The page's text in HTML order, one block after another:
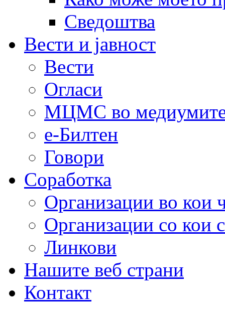
Сведоштва
Вести и јавност
Вести
Огласи
МЦМС во
е-Билтен
Говори
Соработка
Организации во кои
Организации со кои
Линкови
Нашите веб страни
Контакт